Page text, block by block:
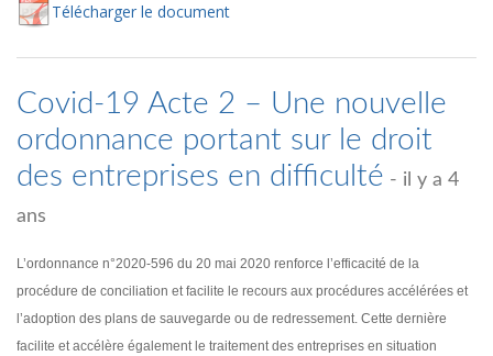
Télécharger le document
Covid-19 Acte 2 – Une nouvelle
ordonnance portant sur le droit
des entreprises en difficulté - il y a 4
ans
L’ordonnance n°2020-596 du 20 mai 2020 renforce l’efficacité de la
procédure de conciliation et facilite le recours aux procédures accélérées et
l’adoption des plans de sauvegarde ou de redressement. Cette dernière
facilite et accélère également le traitement des entreprises en situation